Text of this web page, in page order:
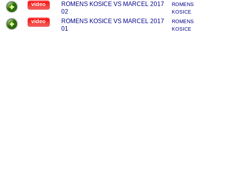
video
ROMENS KOSICE VS MARCEL 2017
02
ROMENS
KOSICE
video
ROMENS KOSICE VS MARCEL 2017
01
ROMENS
KOSICE